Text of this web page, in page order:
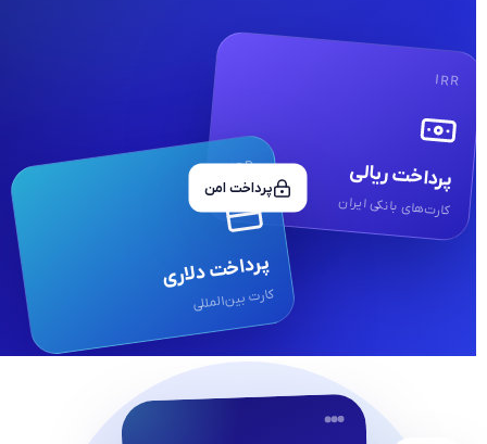
IRR
پرداخت ریالی
کارت‌های بانکی ایران
USD
پرداخت دلاری
کارت بین‌المللی
پرداخت امن